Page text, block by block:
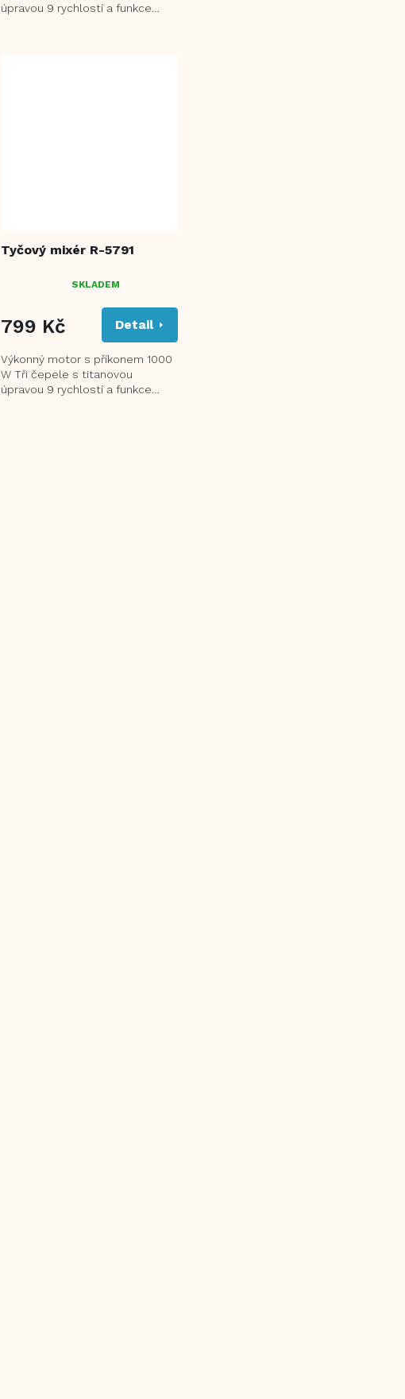
úpravou 9 rychlostí a funkce
Tyčový mixér R-5791
PRODUKTU
JE
5,0
Z
5
HVĚZDIČEK.
SKLADEM
799 Kč Detail
Výkonný motor s příkonem 1000
W Tři čepele s titanovou
úpravou 9 rychlostí a funkce